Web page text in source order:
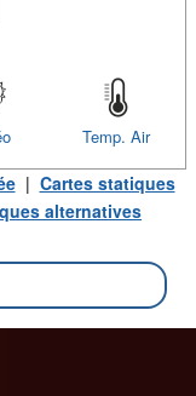
Temp. Air
| Cartes statiques
alternatives